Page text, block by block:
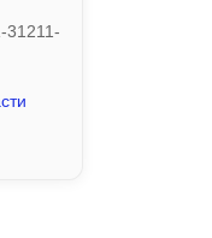
31211-